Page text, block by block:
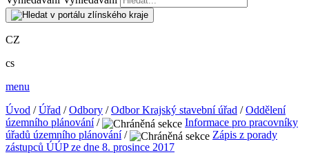
CZ
cs
menu
Úvod /Úřad /Odbory /Odbor Krajský stavební úřad /Oddělení
územního plánování/
Informace pro pracovníky
úřadů územního plánování/
Zápis z porady
zástupců ÚÚP ze dne 8. prosince 2017